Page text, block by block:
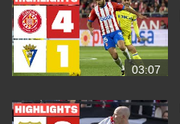
03:07